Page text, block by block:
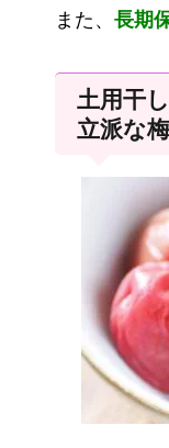
また、 長期
土用干
立派な